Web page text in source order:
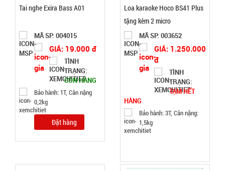
Móc khóa
love
GIÁ:
Tai nghe Exira Bass A01
MÃ SP: 004015
GIÁ: 19.000 đ
TÌNH
TRẠNG:
CÒN HÀNG
Bảo hành: 1T, Cân nặng
0,2kg
Đặt hàng
Loa karaoke Hoco BS41 Plus
tặng kèm 2 micro
MÃ SP: 003652
GIÁ: 1.250.000
đ
TÌNH
TRẠNG:
TẠM HẾT
HÀNG
Bảo hành: 3T, Cân nặng:
1,5kg